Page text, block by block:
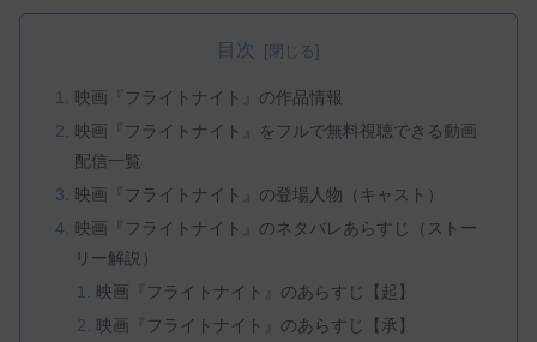
目次
映画『フライトナイト』の作品情報
映画『フライトナイト』をフルで無料視聴できる動画
配信一覧
映画『フライトナイト』の登場人物（キャスト）
映画『フライトナイト』のネタバレあらすじ（ストー
リー解説）
映画『フライトナイト』のあらすじ【起】
映画『フライトナイト』のあらすじ【承】